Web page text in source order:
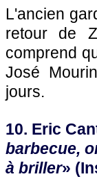
L'ancien
retour de
comprend
José
jours.
10. Eric
barbecue,
à briller»